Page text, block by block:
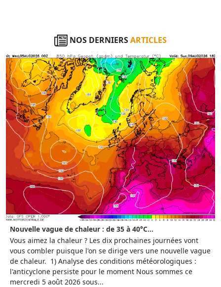
NOS DERNIERSARTICLES
Nouvelle vague de chaleur : de 35 à 40°C...
Vous aimez la chaleur ? Les dix prochaines journées vont
vous combler puisque l'on se dirige vers une nouvelle vague
de chaleur. 1) Analyse des conditions météorologiques :
l'anticyclone persiste pour le moment Nous sommes ce
mercredi 5 août 2026 sous...